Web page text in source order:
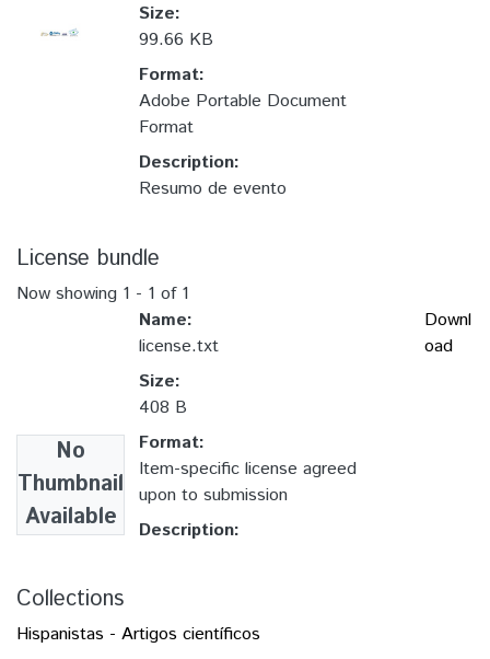
Size:
99.66 KB
Format:
Adobe Portable Document
Format
Description:
Resumo de evento
License bundle
Now showing 1 - 1 of 1
No
Thumbnail
Available
Name:
license.txt
Size:
408 B
Format:
Item-specific license agreed
upon to submission
Description:
Downl
oad
Collections
Hispanistas - Artigos científicos